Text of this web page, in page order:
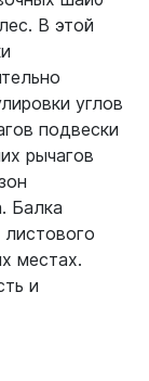
В этой
углов
подвески
рычагов
Балка
местах.
и